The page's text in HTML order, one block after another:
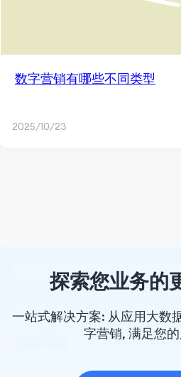
数字营销有哪些不同类型
2025/10/23
探索您业务的
一站式解决方案: 从应用大数
字营销, 满足您